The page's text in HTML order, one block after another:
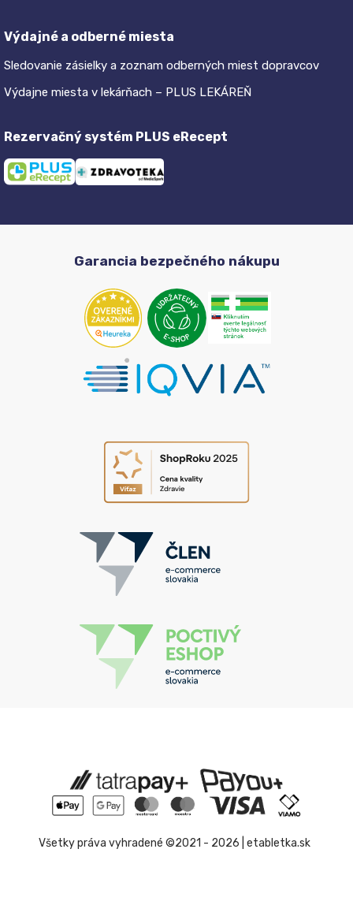
Výdajné a odberné miesta
Sledovanie zásielky a zoznam odberných miest dopravcov
Výdajne miesta v lekárňach – PLUS LEKÁREŇ
Rezervačný systém PLUS eRecept
Garancia bezpečného nákupu
Všetky práva vyhradené ©2021 - 2026 | etabletka.sk